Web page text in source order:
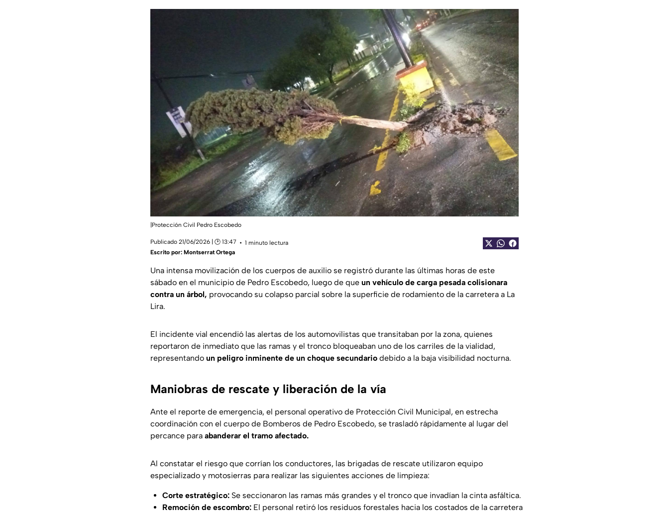
|Protección Civil Pedro Escobedo
Publicado 21/06/2026 | 🕑 13:47
1 minuto lectura
Escrito por: Montserrat Ortega
Una intensa movilización de los cuerpos de auxilio se registró durante las últimas horas de este
sábado en el municipio de Pedro Escobedo, luego de que un vehículo de carga pesada colisionara
contra un árbol, provocando su colapso parcial sobre la superficie de rodamiento de la carretera a La
Lira.
El incidente vial encendió las alertas de los automovilistas que transitaban por la zona, quienes
reportaron de inmediato que las ramas y el tronco bloqueaban uno de los carriles de la vialidad,
representando un peligro inminente de un choque secundario debido a la baja visibilidad nocturna.
Maniobras de rescate y liberación de la vía
Ante el reporte de emergencia, el personal operativo de Protección Civil Municipal, en estrecha
coordinación con el cuerpo de Bomberos de Pedro Escobedo, se trasladó rápidamente al lugar del
percance para abanderar el tramo afectado.
Al constatar el riesgo que corrían los conductores, las brigadas de rescate utilizaron equipo
especializado y motosierras para realizar las siguientes acciones de limpieza:
Corte estratégico: Se seccionaron las ramas más grandes y el tronco que invadían la cinta asfáltica.
Remoción de escombro: El personal retiró los residuos forestales hacia los costados de la carretera